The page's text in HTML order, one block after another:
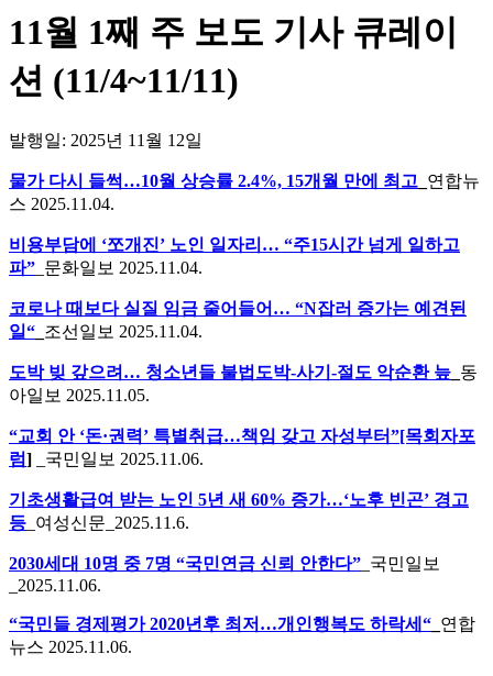
11월 1째 주 보도 기사 큐레이
션 (11/4~11/11)
발행일: 2025년 11월 12일
물가 다시 들썩…10월 상승률 2.4%, 15개월 만에 최고 연합뉴
스 2025.11.04.
비용부담에 ‘쪼개진’ 노인 일자리… “주15시간 넘게 일하고
파” _문화일보 2025.11.04.
코로나 때보다 실질 임금 줄어들어… “N잡러 증가는 예견된
일“ 조선일보 2025.11.04.
도박 빚 갚으려… 청소년들 불법도박-사기-절도 악순환 늪 동
아일보 2025.11.05.
“교회 안 ‘돈·권력’ 특별취급…책임 갖고 자성부터”[목회자포
럼] _국민일보 2025.11.06.
기초생활급여 받는 노인 5년 새 60% 증가…‘노후 빈곤’ 경고
등 _여성신문_2025.11.6.
2030세대 10명 중 7명 “국민연금 신뢰 안한다” _국민일보
_2025.11.06.
“국민들 경제평가 2020년후 최저…개인행복도 하락세“ 연합
뉴스 2025.11.06.